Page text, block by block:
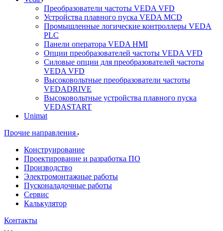
Преобразователи частоты VEDA VFD
Устройства плавного пуска VEDA MCD
Промышленные логические контроллеры VEDA
PLC
Панели оператора VEDA HMI
Опции преобразователей частоты VEDA VFD
Силовые опции для преобразователей частоты
VEDA VFD
Высоковольтные преобразователи частоты
VEDADRIVE
Высоковольтные устройства плавного пуска
VEDASTART
Unimat
Прочие направления
Конструирование
Проектирование и разработка ПО
Производство
Электромонтажные работы
Пусконаладочные работы
Сервис
Калькулятор
Контакты